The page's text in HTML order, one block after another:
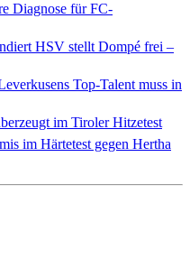
Diagnose für FC-
HSV stellt Dompé frei –
Top-Talent muss in
im Tiroler Hitzetest
im Härtetest gegen Hertha